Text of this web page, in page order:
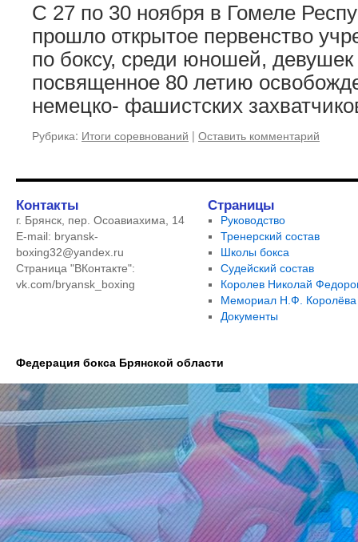
С 27 по 30 ноября в Гомеле
прошло открытое первенство
по боксу, среди юношей,
посвященное 80 летию
немецко- фашистских
Рубрика: Итоги соревнований | Оставить комментарий
Контакты
г. Брянск, пер. Осоавиахима, 14
E-mail: bryansk-
boxing32@yandex.ru
Страница "ВКонтакте":
vk.com/bryansk_boxing
Страницы
Руководство
Тренерский состав
Школы бокса
Судейский состав
Королев Николай
Мемориал Н.Ф. Королёва
Документы
Федерация бокса Брянской области